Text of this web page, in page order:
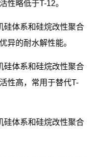
性略低于T-12。
硅体系和硅烷改性聚合
异的耐水解性能。
硅体系和硅烷改性聚合
性高，常用于替代T-
硅体系和硅烷改性聚合